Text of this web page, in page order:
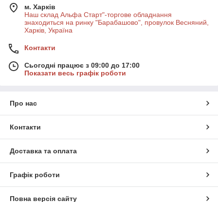
м. Харків
Наш склад Альфа Старт"-торгове обладнання
знаходиться на ринку "Барабашово", провулок Весняний,
Харків, Україна
Контакти
Сьогодні працює з 09:00 до 17:00
Показати весь графік роботи
Про нас
Контакти
Доставка та оплата
Графік роботи
Повна версія сайту